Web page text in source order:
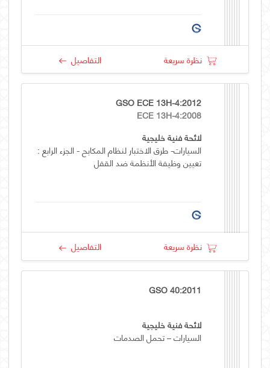
نظرة سريعة التفاصيل
GSO ECE 13H-4:2012
ECE 13H-4:2008
لائحة فنية خليجية
السيارات- طرق الاختبار لنظام المكابح - الجزء الرابع :
تعيين وظيفة الأنظمة ضد القفل
نظرة سريعة التفاصيل
GSO 40:2011
لائحة فنية خليجية
السيارات – تحمل الصدمات